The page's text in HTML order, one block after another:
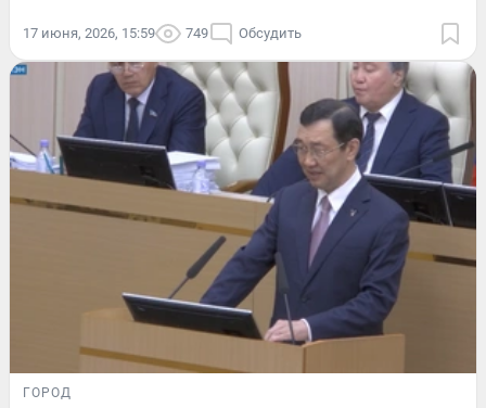
17 июня, 2026, 15:59 749 Обсудить
ГОРОД